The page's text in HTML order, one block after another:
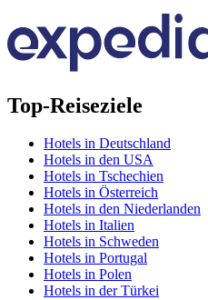
Top-Reiseziele
Hotels in Deutschland
Hotels in den USA
Hotels in Tschechien
Hotels in Österreich
Hotels in den Niederlanden
Hotels in Italien
Hotels in Schweden
Hotels in Portugal
Hotels in Polen
Hotels in der Türkei